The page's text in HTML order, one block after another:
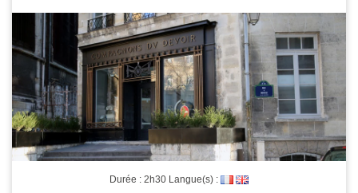
Durée : 2h30 Langue(s) :